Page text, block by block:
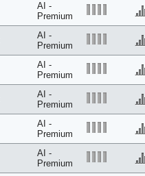
AI -
Premium
AI -
Premium
AI -
Premium
AI -
Premium
AI -
Premium
AI -
Premium